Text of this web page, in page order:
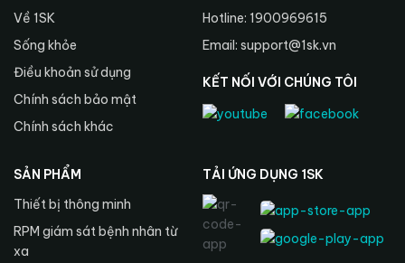
Về 1SK
Sống khỏe
Điều khoản sử dụng
Chính sách bảo mật
Chính sách khác
Hotline: 1900969615
Email: support@1sk.vn
KẾT NỐI VỚI CHÚNG TÔI
SẢN PHẨM
Thiết bị thông minh
RPM giám sát bệnh nhân từ
xa
TẢI ỨNG DỤNG 1SK